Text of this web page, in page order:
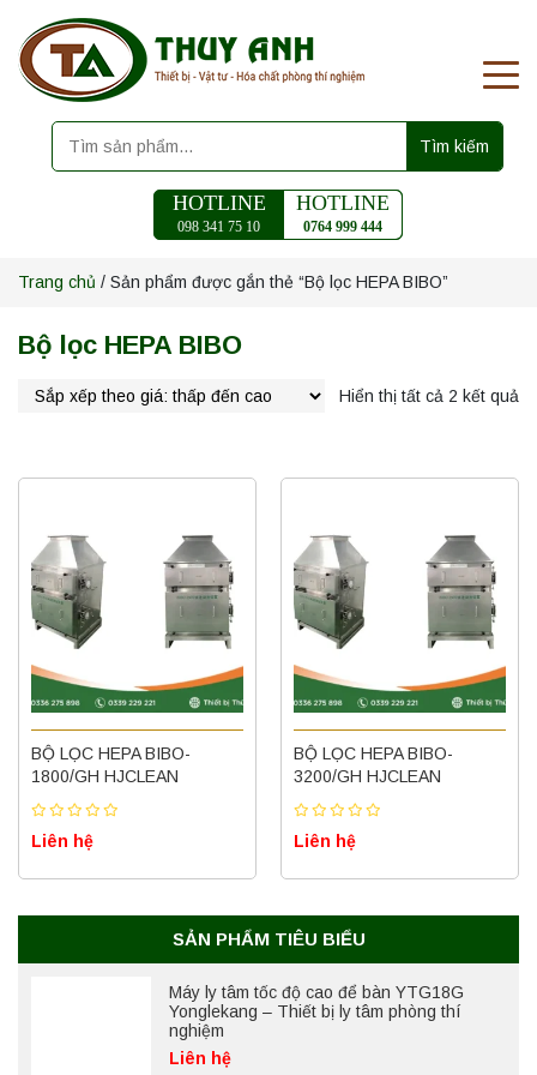
Tìm kiếm
HOTLINE
098 341 75 10
HOTLINE
0764 999 444
Trang chủ / Sản phẩm được gắn thẻ “Bộ lọc HEPA BIBO”
Bộ lọc HEPA BIBO
Hiển thị tất cả 2 kết quả
BỘ LỌC HEPA BIBO-
1800/GH HJCLEAN
Liên hệ
BỘ LỌC HEPA BIBO-
3200/GH HJCLEAN
Liên hệ
SẢN PHẨM TIÊU BIỂU
Máy ly tâm tốc độ thấp để bàn YKL02A
Yonglekang – Máy ly tâm phòng thí nghiệm
Liên hệ
Nồi hấp chân không BKQ-B50V BIOBASE
Máy ly tâm tốc độ cao để bàn YTG18G
Yonglekang – Thiết bị ly tâm phòng thí
nghiệm
Liên hệ